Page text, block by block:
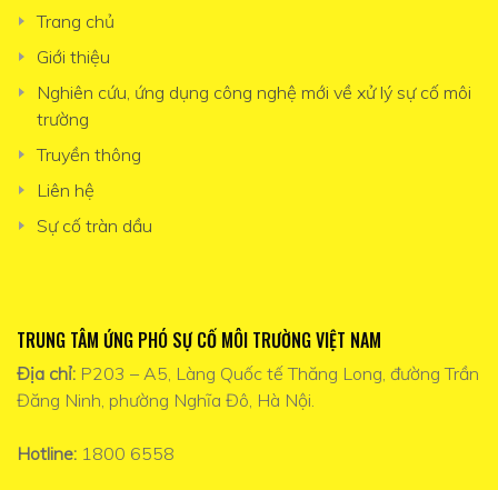
Trang chủ
Giới thiệu
Nghiên cứu, ứng dụng công nghệ mới về xử lý sự cố môi
trường
Truyền thông
Liên hệ
Sự cố tràn dầu
TRUNG TÂM ỨNG PHÓ SỰ CỐ MÔI TRƯỜNG VIỆT NAM
Địa chỉ: P203 – A5, Làng Quốc tế Thăng Long, đường Trần
Đăng Ninh, phường Nghĩa Đô, Hà Nội.
Hotline: 1800 6558